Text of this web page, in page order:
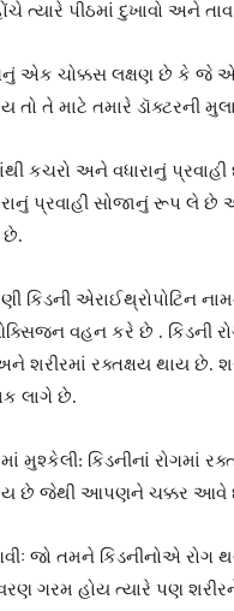
ત્યારે પીઠમાં દુખાવો અને
એક ચોક્કસ લક્ષણ છે કે જે
તો તે માટે તમારે ડૉક્ટરની
કચરો અને વધારાનું
પ્રવાહી સોજાનું રૂપ
છે.
એરાઈથ્રોપોટિન
વહન કરે છે . કિડની
શરીરમાં રક્તક્ષય થાય
લાગે છે.
કિડનીનાં રોગમાં
છે જેથી આપણને ચક્કર આવે
જો તમને કિડનીનોએ રોગ
ગરમ હોય ત્યારે પણ